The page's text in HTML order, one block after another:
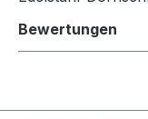
Bewertungen